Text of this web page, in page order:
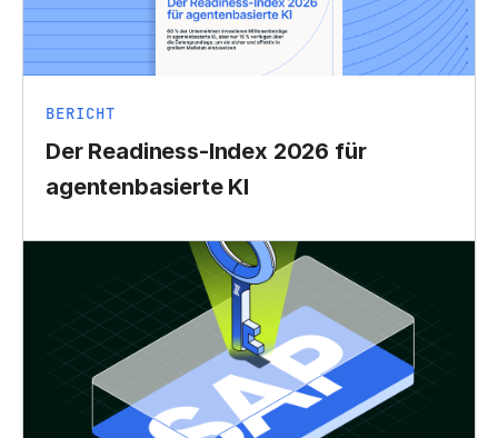
BERICHT
Der Readiness-Index 2026 für
agentenbasierte KI